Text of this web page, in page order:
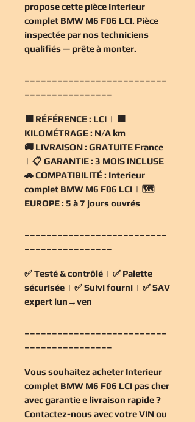
propose cette pièce Interieur
complet BMW M6 F06 LCI. Pièce
inspectée par nos techniciens
qualifiés — prête à monter.
🟧 RÉFÉRENCE : LCI | 🟧
KILOMÉTRAGE : N/A km
🚚 LIVRAISON : GRATUITE France
| 📋 GARANTIE : 3 MOIS INCLUSE
🚗COMPATIBILITÉ : Interieur
complet BMW M6 F06 LCI | 🗺️
EUROPE : 5 à 7 jours ouvrés
✅Testé & contrôlé | ✅ Palette
sécurisée | ✅Suivi fourni | ✅SAV
expert lun→ven
Vous souhaitez acheter Interieur
complet BMW M6 F06 LCI pas cher
avec garantie e livraison rapide ?
Contactez-nous avec votre VIN ou